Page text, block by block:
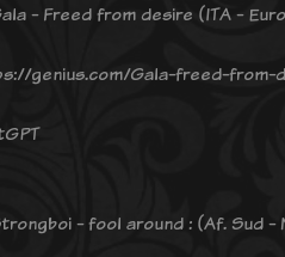
- Freed from desire (ITA -
genius.com/Gala-freed-from-
- fool around : (Af. Sud -